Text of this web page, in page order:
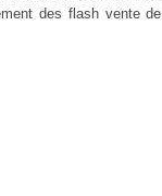
des flash vente de